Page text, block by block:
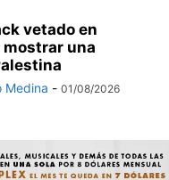
vetado en
una
Medina - 01/08/2026